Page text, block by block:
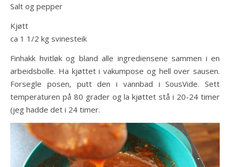
Salt og pepper
Kjøtt
ca 1 1/2 kg svinesteik
Finhakk hvitløk og bland alle ingrediensene sammen i en
arbeidsbolle. Ha kjøttet i vakumpose og hell over sausen.
Forsegle posen, putt den i vannbad i SousVide. Sett
temperaturen på 80 grader og la kjøttet stå i 20-24 timer
(jeg hadde det i 24 timer.